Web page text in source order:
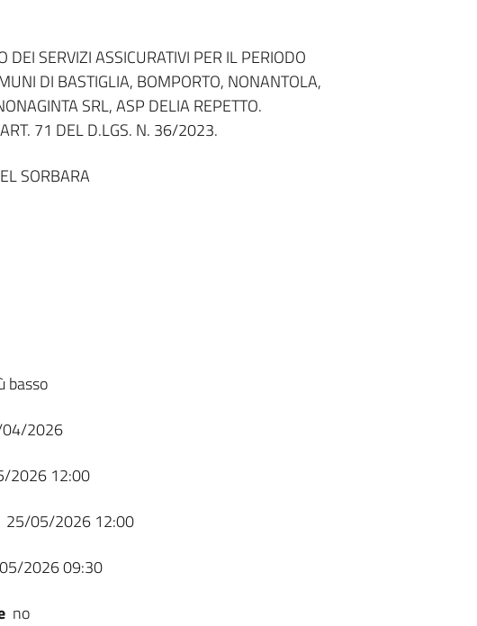
SERVIZI ASSICURATIVI PER IL PERIODO
DI BASTIGLIA, BOMPORTO, NONANTOLA,
SRL, ASP DELIA REPETTO.
71 DEL D.LGS. N. 36/2023.
SORBARA
basso
2026
2026 12:00
25/05/2026 12:00
2026 09:30
no